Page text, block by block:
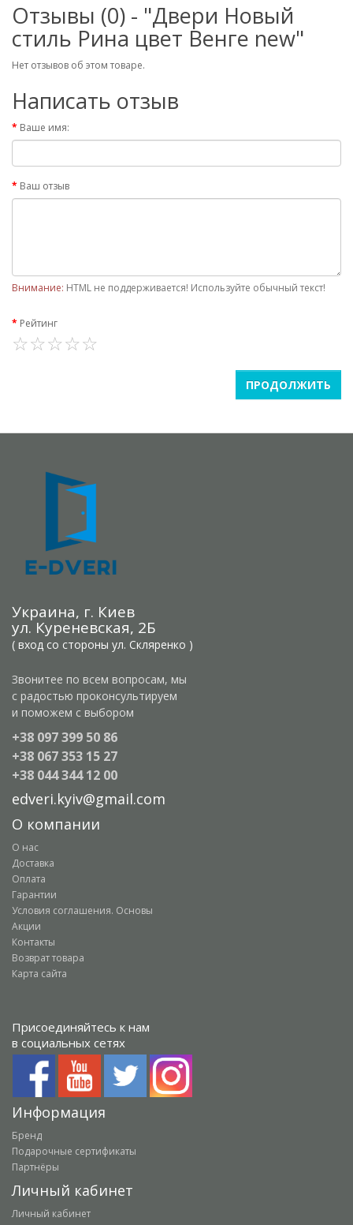
Отзывы (0) - "Двери Новый
стиль Рина цвет Венге new"
Нет отзывов об этом товаре.
Написать отзыв
Ваше имя:
Ваш отзыв
Внимание: HTML не поддерживается! Используйте обычный текст!
Рейтинг
ПРОДОЛЖИТЬ
Украина, г. Киев
ул. Куреневская, 2Б
( вход со стороны ул. Скляренко )
Звонитее по всем вопросам, мы
с радостью проконсультируем
и поможем с выбором
+38 097 399 50 86
+38 067 353 15 27
+38 044 344 12 00
edveri.kyiv@gmail.com
О компании
О нас
Доставка
Оплата
Гарантии
Условия соглашения. Основы
Акции
Контакты
Возврат товара
Карта сайта
Присоединяйтесь к нам
в социальных сетях
Информация
Бренд
Подарочные сертификаты
Партнёры
Личный кабинет
Личный кабинет